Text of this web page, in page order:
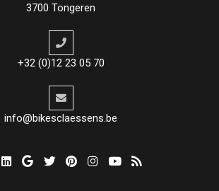
3700 Tongeren
+32 (0)12 23 05 70
info@bikesclaessens.be